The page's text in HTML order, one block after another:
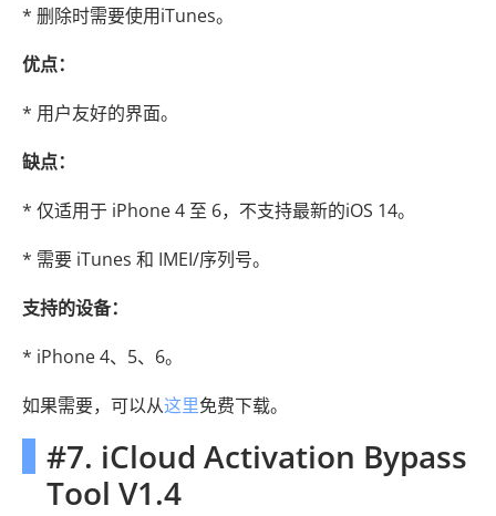
* 删除时需要使用iTunes。
优点：
* 用户友好的界面。
缺点：
* 仅适用于 iPhone 4 至 6，不支持最新的iOS 14。
* 需要 iTunes 和 IMEI/序列号。
支持的设备：
* iPhone 4、5、6。
如果需要，可以从这里免费下载。
#7. iCloud Activation Bypass
Tool V1.4